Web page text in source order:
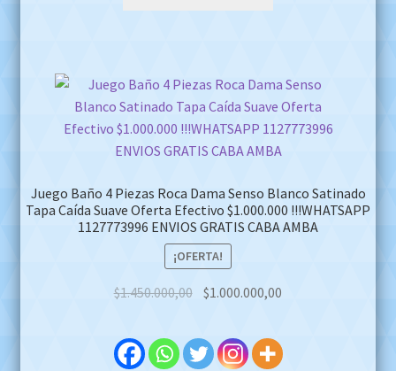
Juego Baño 4 Piezas Roca Dama Senso Blanco Satinado
Tapa Caída Suave Oferta Efectivo $1.000.000 !!!WHATSAPP
1127773996 ENVIOS GRATIS CABA AMBA
¡OFERTA!
$1.450.000,00 Original
was:
$1.450.000,00.
$1.000.000,00
$1.000.000,00.